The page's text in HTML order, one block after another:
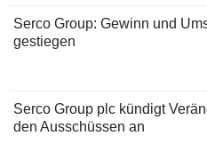
Serco Group: Gewinn und
gestiegen
Serco Group plc kündigt
den Ausschüssen an